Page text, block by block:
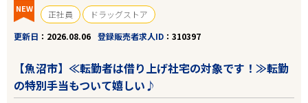
NEW 正社員
ドラッグストア
更新日
2026.08.06 登録販売者求人ID 310397
【魚沼市】≪転勤者は借り上げ社宅の対象です！≫転勤
の特別手当もついて嬉しい♪